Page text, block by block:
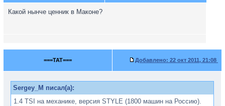
Какой нынче ценник в Маконе?
===TAT=== Добавлено: 22 окт 2011, 21:08
Sergey_M писал(а):
1.4 TSI на механике, версия STYLE (1800 машин на Россию).